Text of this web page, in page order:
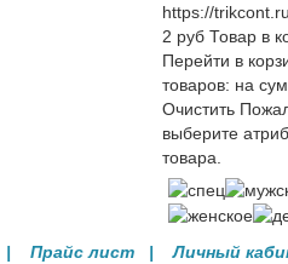
https://
2 руб Товар в
Перейти в
товаров: на
Очистить
выберите
товара.
| Прайс лист |Личный